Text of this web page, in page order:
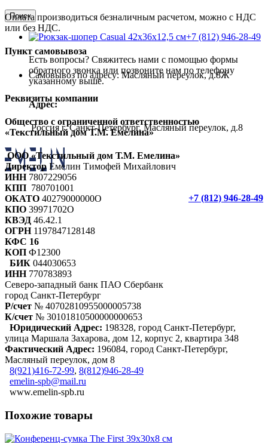
Поиск
+7 (812) 946-28-49
Есть вопросы? Свяжитесь нами с помощью формы
обратного звонка или позвоните нам по телефону
указанному выше.
Адрес:
Россия г. Санкт-Петербург, Масляный переулок, д.8
+7 (812) 946-28-49
Оплата производиться безналичным расчетом, можно с НДС
или без НДС.
Пункт самовывоза
Самовывоз по адресу: Масляный переулок, д.8Ж
Реквизиты компании
Общество с ограниченной ответственностью
«Текстильный дом Т.М. Емелина»
ООО «Текстильный дом Т.М. Емелина»
Директор Емелин Тимофей Михайлович
ИНН 7807229056
КПП 780701001
ОКАТО 40279000000О
КПО 39971702О
КВЭД 46.42.1
ОГРН1197847128148
КФС 16
КОП Ф12300
БИК 044030653
ИНН770783893
Северо-западный банк ПАО Сбербанк
город Санкт-Петербург
Р/счет № 40702810955000005738
К/счет № 30101810500000000653
Юридический Адрес: 198328, город Санкт-Петербург,
улица Маршала Захарова, дом 12, корпус 2, квартира 348
Фактический Адрес: 196084, город Санкт-Петербург,
Масляный переулок, дом 8
8(921)416-72-99, 8(812)946-28-49
emelin-spb@mail.ru
www.emelin-spb.ru
Похожие товары